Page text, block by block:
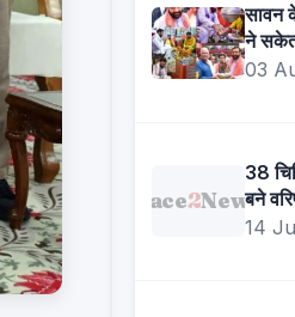
सावन
ने
पूजा-
03
Face2News
38
बने
14